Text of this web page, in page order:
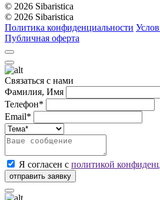
© 2026 Sibaristica
© 2026 Sibaristica
Политика конфиденциальности
Публичная оферта
Связаться с нами
Фамилия, Имя
Телефон*
Email*
Я согласен с политикой